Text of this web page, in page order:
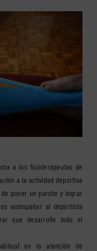
a los fisioterapeutas de
a la actividad deportiva
poner un parche y lograr
acompañar al deportista
que desarrolle todo el
en la atención de